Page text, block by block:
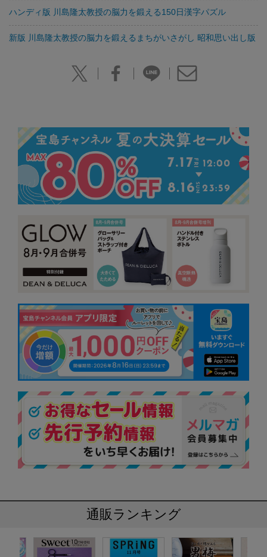
ハンディ版 川島隆太教授の脳力を鍛える150日漢字パズル
新版 川島隆太教授の脳力を鍛えるまちがいさがし 昭和思い出し版
通販ランキング